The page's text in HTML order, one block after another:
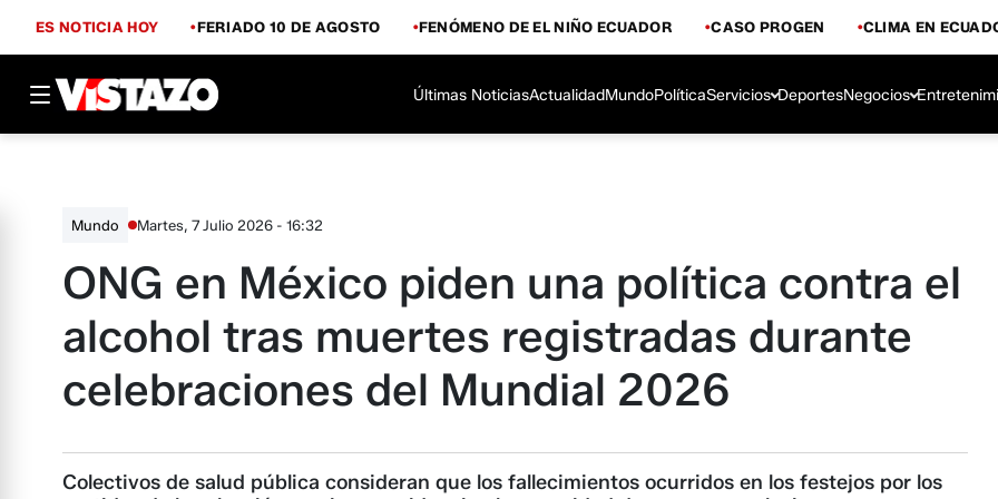
ES NOTICIA HOY FERIADO 10 DE AGOSTO FENÓMENO DE EL NIÑO ECUADOR CASO PROGEN CLIMA EN
Últimas NoticiasActualidadMundoPolíticaServicios DeportesNegocios
Mundo Martes, 7 Julio 2026 - 16:32
ONG en México piden una política contra el
alcohol tras muertes registradas durante
celebraciones del Mundial 2026
Colectivos de salud pública consideran que los fallecimientos ocurridos en los festejos por los